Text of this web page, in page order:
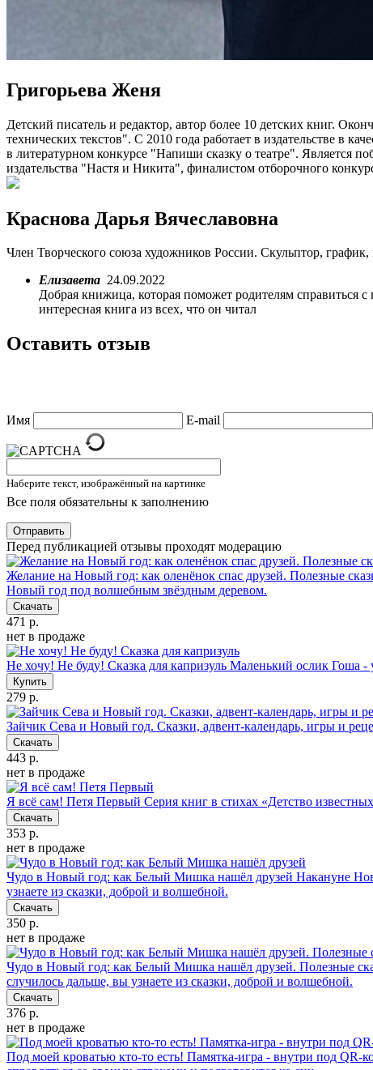
Григорьева Женя
Детский писатель и редактор, автор более 10 детских книг.
технических текстов". С 2010 года работает в издательстве в
в литературном конкурсе "Напиши сказку о театре". Является
издательства "Настя и Никита", финалистом отборочного
Краснова Дарья Вячеславовна
Член Творческого союза художников России. Скульптор,
Елизавета 24.09.2022
Добрая книжица, которая поможет родителям справиться
интересная книга из всех, что он читал
Оставить отзыв
Имя E-mail
Наберите текст, изображённый на картинке
Все поля обязательны к заполнению
Отправить
Перед публикацией отзывы проходят модерацию
Желание на Новый год: как оленёнок спас друзей. Полезные
Новый год под волшебным звёздным деревом.
Скачать
471 р.
нет в продаже
Не хочу! Не буду! Сказка для капризуль Маленький ослик Гоша -
Купить
279 р.
Зайчик Сева и Новый год. Сказки, адвент-календарь, игры и
Скачать
443 р.
нет в продаже
Я всё сам! Петя Первый Серия книг в стихах «Детство
Скачать
353 р.
нет в продаже
Чудо в Новый год: как Белый Мишка нашёл друзей Накануне
узнаете из сказки, доброй и волшебной.
Скачать
350 р.
нет в продаже
Чудо в Новый год: как Белый Мишка нашёл друзей. Полезные
случилось дальше, вы узнаете из сказки, доброй и волшебной.
Скачать
376 р.
нет в продаже
Под моей кроватью кто-то есть! Памятка-игра - внутри под QR-